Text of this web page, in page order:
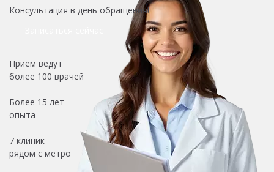
Консультация в день обращения!
Прием ведут
более 100 врачей
Более 15 лет
опыта
7 клиник
рядом с метро